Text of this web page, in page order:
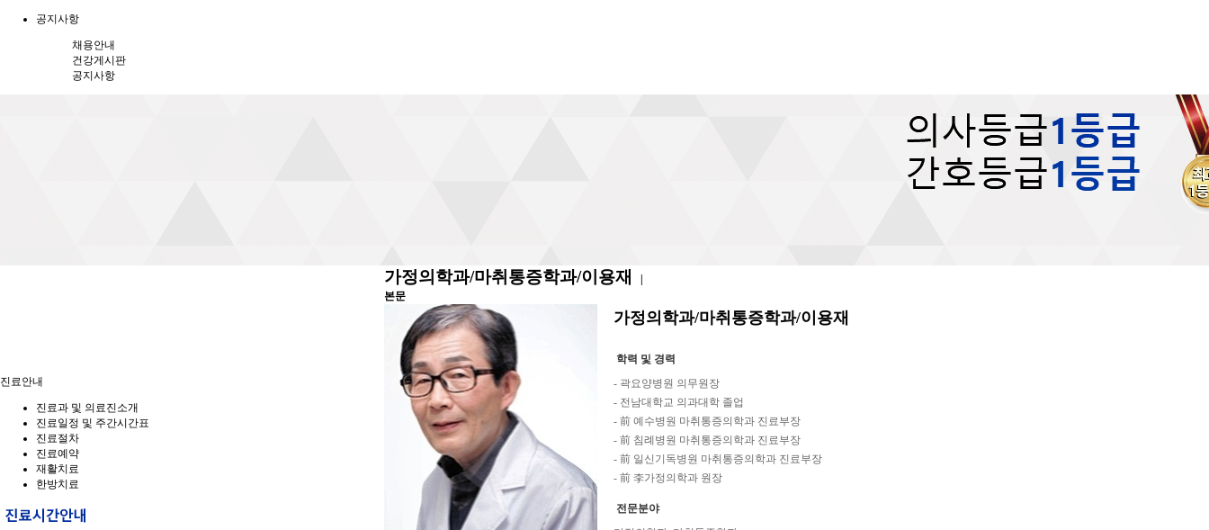
공지사항
채용안내
건강게시판
공지사항
진료안내
진료과 및 의료진소개
진료일정 및 주간시간표
진료절차
진료예약
재활치료
한방치료
가정의학과/마취통증학과/이용재
본문
가정의학과/마취통증학과/이용재
학력 및 경력
- 곽요양병원 의무원장
- 전남대학교 의과대학 졸업
- 前 예수병원 마취통증의학과 진료부장
- 前 침례병원 마취통증의학과 진료부장
- 前 일신기독병원 마취통증의학과 진료부장
- 前 李가정의학과 원장
전문분야